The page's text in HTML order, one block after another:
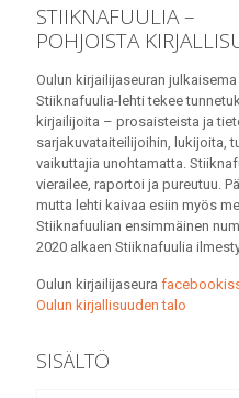
STIIKNAFUULIA –
POHJOISTA
Oulun kirjailijaseuran julkaisema
Stiiknafuulia-lehti tekee
kirjailijoita – prosaisteista ja
sarjakuvataiteilijoihin, lukijoita,
vaikuttajia unohtamatta.
vierailee, raportoi ja pureutuu.
mutta lehti kaivaa esiin myös
Stiiknafuulian ensimmäinen
2020 alkaen Stiiknafuulia
Oulun kirjailijaseura
Oulun kirjallisuuden talo
SISÄLTÖ